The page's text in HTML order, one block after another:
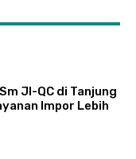
JI-QC di Tanjung
Impor Lebih